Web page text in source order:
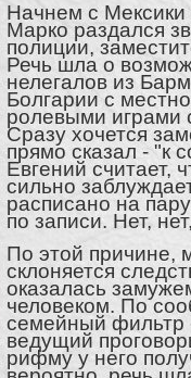
Начнем с Мексики
Марко раздался
полиции,
Речь шла о
нелегалов из
Болгарии с
ролевыми играми
Сразу хочется
прямо сказал - "к
Евгений считает,
сильно
расписано на
по записи. Нет,
По этой причине,
склоняется
оказалась
человеком. По
семейный фильтр
ведущий
рифму у него